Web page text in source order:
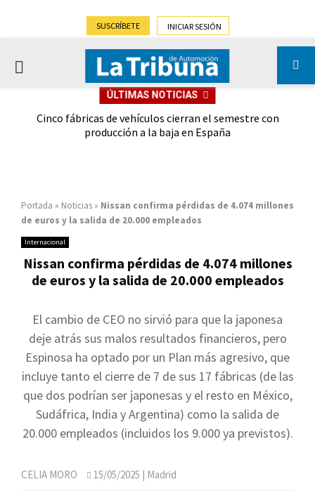
SUSCRÍBETE INICIAR SESIÓN
PRIMARY
ÚLTIMAS NOTICIAS
Cinco fábricas de vehículos cierran el semestre con
producción a la baja en España
Portada » Noticias » Nissan confirma pérdidas de 4.074 millones
de euros y la salida de 20.000 empleados
Internacional
Nissan confirma pérdidas de 4.074 millones
de euros y la salida de 20.000 empleados
El cambio de CEO no sirvió para que la japonesa
deje atrás sus malos resultados financieros, pero
Espinosa ha optado por un Plan más agresivo, que
incluye tanto el cierre de 7 de sus 17 fábricas (de las
que dos podrían ser japonesas y el resto en México,
Sudáfrica, India y Argentina) como la salida de
20.000 empleados (incluidos los 9.000 ya previstos).
CELIA MORO 15/05/2025 | Madrid